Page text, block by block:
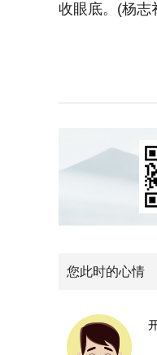
收眼底。(杨志
您此时的心情